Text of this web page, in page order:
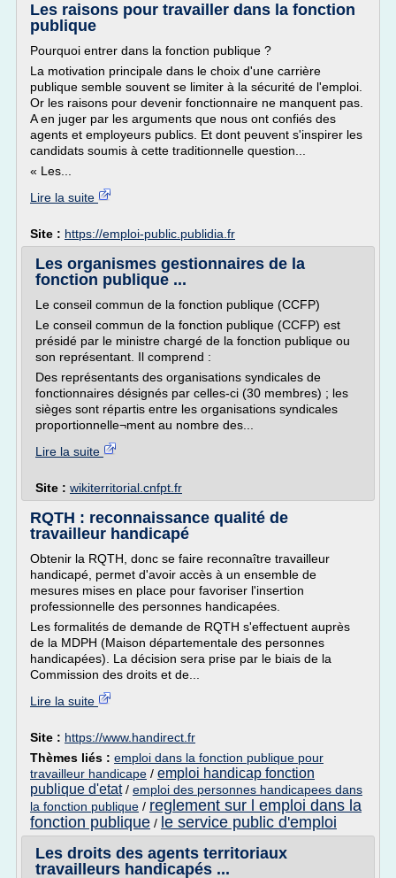
Les raisons pour travailler dans la fonction
publique
Pourquoi entrer dans la fonction publique ?
La motivation principale dans le choix d'une carrière
publique semble souvent se limiter à la sécurité de l'emploi.
Or les raisons pour devenir fonctionnaire ne manquent pas.
A en juger par les arguments que nous ont confiés des
agents et employeurs publics. Et dont peuvent s'inspirer les
candidats soumis à cette traditionnelle question...
« Les...
Lire la suite
Site : https://emploi-public.publidia.fr
Les organismes gestionnaires de la
fonction publique ...
Le conseil commun de la fonction publique (CCFP)
Le conseil commun de la fonction publique (CCFP) est
présidé par le ministre chargé de la fonction publique ou
son représentant. Il comprend :
Des représentants des organisations syndicales de
fonctionnaires désignés par celles-ci (30 membres) ; les
sièges sont répartis entre les organisations syndicales
proportionnelle¬ment au nombre des...
Lire la suite
Site : wikiterritorial.cnfpt.fr
RQTH : reconnaissance qualité de
travailleur handicapé
Obtenir la RQTH, donc se faire reconnaître travailleur
handicapé, permet d'avoir accès à un ensemble de
mesures mises en place pour favoriser l'insertion
professionnelle des personnes handicapées.
Les formalités de demande de RQTH s'effectuent auprès
de la MDPH (Maison départementale des personnes
handicapées). La décision sera prise par le biais de la
Commission des droits et de...
Lire la suite
Site : https://www.handirect.fr
Thèmes liés : emploi dans la fonction publique pour
travailleur handicape / emploi handicap fonction
publique d'etat/ emploi des personnes handicapees dans
la fonction publique / reglement sur l emploi dans la
fonction publique / le service public d'emploi
Les droits des agents territoriaux
travailleurs handicapés ...